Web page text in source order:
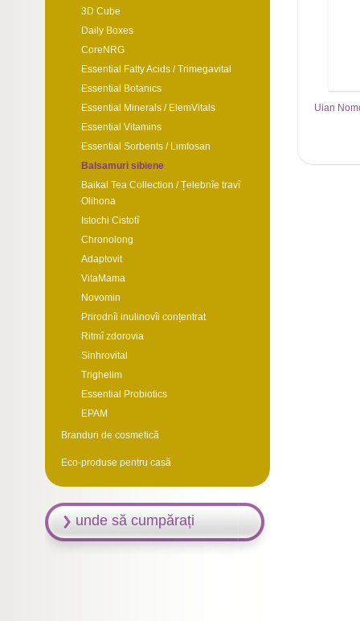
Uian
3D Cube
Daily Boxes
CoreNRG
Essential Fatty Acids / Trimegavital
Essential Botanics
Essential Minerals / ElemVitals
Essential Vitamins
Essential Sorbents / Limfosan
Balsamuri sibiene
Baikal Tea Collection / Țelebnîe travî
Olihona
Istochi Cistotî
Chronolong
Adaptovit
VitaMama
Novomin
Prirodnîi inulinovîi conțentrat
Ritmî zdorovia
Sinhrovital
Trighelim
Essential Probiotics
EPAM
Branduri de cosmetică
Eco-produse pentru casă
unde să cumpărați